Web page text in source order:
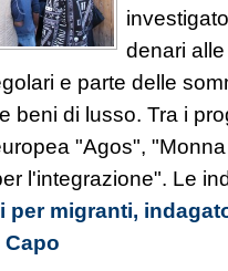
denari
e parte delle
beni di lusso. Tra i
"Agos",
l'integrazione". Le
per migranti,